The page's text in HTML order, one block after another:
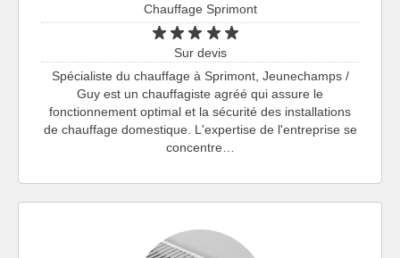
Chauffage Sprimont
Sur devis
Spécialiste du chauffage à Sprimont, Jeunechamps /
Guy est un chauffagiste agréé qui assure le
fonctionnement optimal et la sécurité des installations
de chauffage domestique. L'expertise de l'entreprise se
concentre…